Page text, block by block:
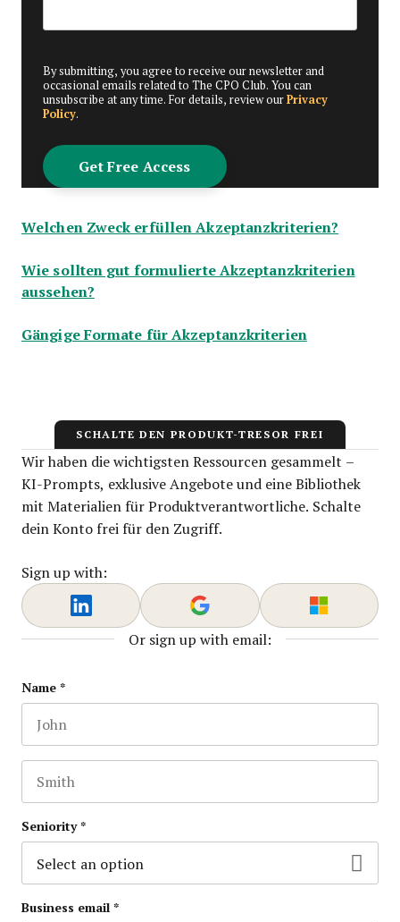
By submitting, you agree to receive our newsletter and
occasional emails related to The CPO Club. You can
unsubscribe at any time. For details, review ourPrivacy
Policy.
Welchen Zweck erfüllen Akzeptanzkriterien?
Wie sollten gut formulierte Akzeptanzkriterien
aussehen?
Gängige Formate für Akzeptanzkriterien
SCHALTE DEN PRODUKT-TRESOR FREI
Wir haben die wichtigsten Ressourcen gesammelt –
KI-Prompts, exklusive Angebote und eine Bibliothek
mit Materialien für Produktverantwortliche. Schalte
dein Konto frei für den Zugriff.
Sign up with:
Or sign up with email:
X/Twitter
This field is for validation purposes and should be left
Name*
Seniority*
Business email*